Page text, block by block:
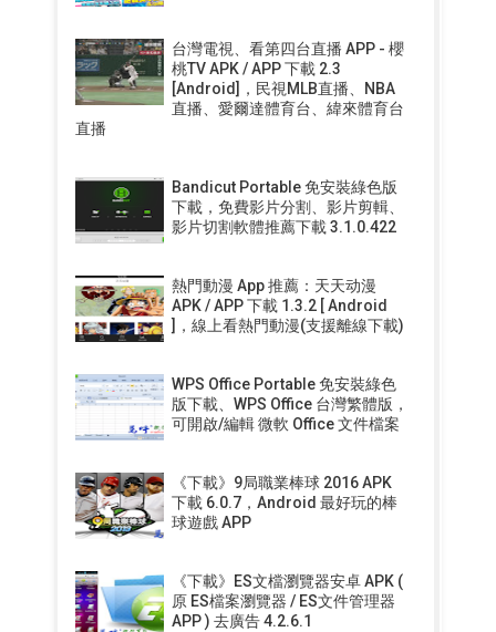
台灣電視、看第四台直播 APP - 櫻
桃TV APK / APP 下載 2.3
[Android]，民視MLB直播、NBA
直播、愛爾達體育台、緯來體育台
直播
Bandicut Portable 免安裝綠色版
下載，免費影片分割、影片剪輯、
影片切割軟體推薦下載 3.1.0.422
熱門動漫 App 推薦：天天动漫
APK / APP 下載 1.3.2 [ Android
]，線上看熱門動漫(支援離線下載)
WPS Office Portable 免安裝綠色
版下載、WPS Office 台灣繁體版，
可開啟/編輯 微軟 Office 文件檔案
《下載》9局職業棒球 2016 APK
下載 6.0.7，Android 最好玩的棒
球遊戲 APP
《下載》ES文檔瀏覽器安卓 APK (
原 ES檔案瀏覽器 / ES文件管理器
APP ) 去廣告 4.2.6.1